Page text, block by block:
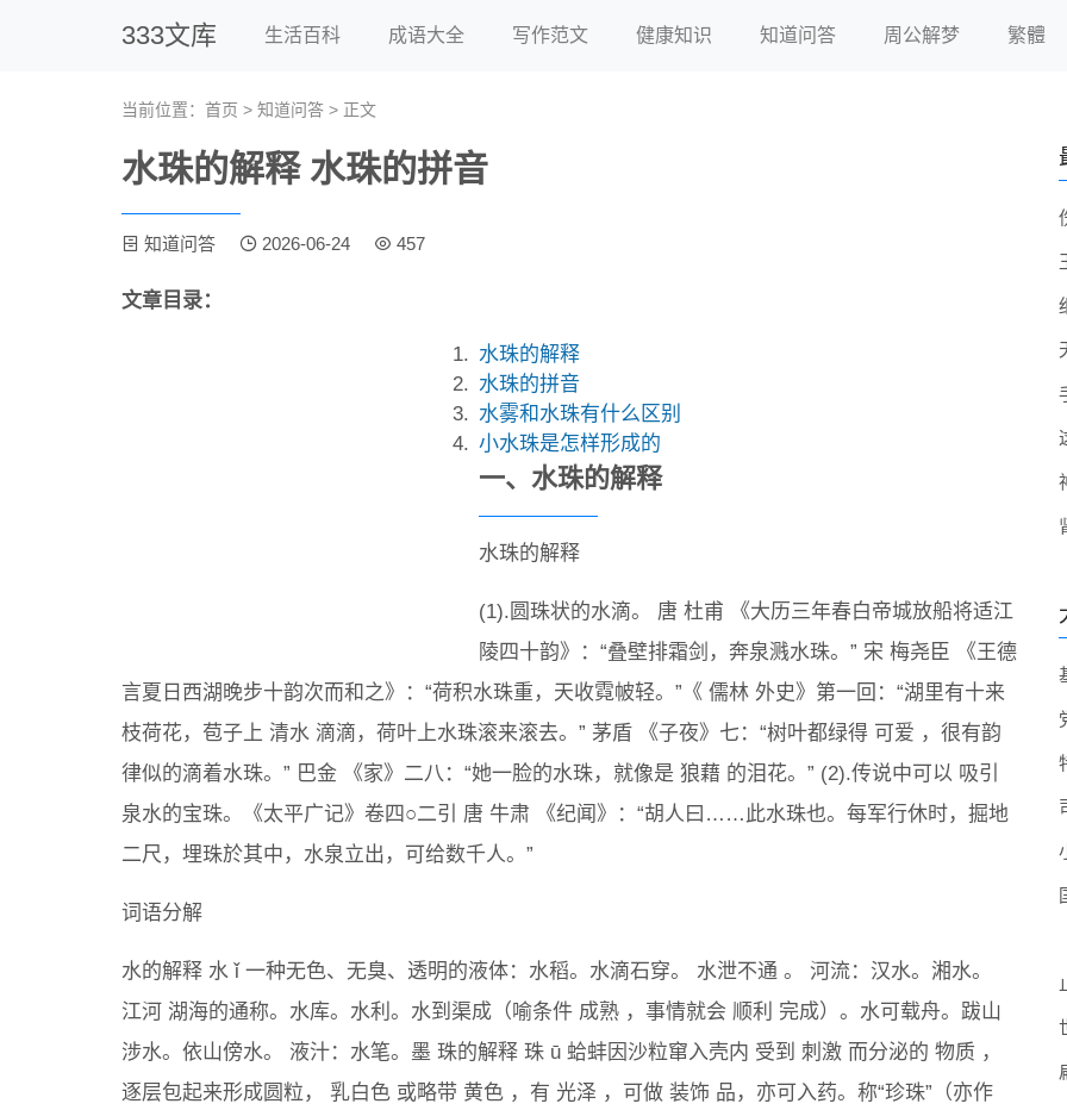
333文库 生活百科 成语大全 写作范文 健康知识 知道问答 周公解梦 繁體
当前位置： 首页 > 知道问答 > 正文
水珠的解释 水珠的拼音
知道问答 2026-06-24 457
文章目录：
水珠的解释
水珠的拼音
水雾和水珠有什么区别
小水珠是怎样形成的
一、水珠的解释
水珠的解释
(1).圆珠状的水滴。 唐 杜甫 《大历三年春白帝城放船将适江
陵四十韵》：“叠壁排霜剑，奔泉溅水珠。” 宋 梅尧臣 《王德
言夏日西湖晚步十韵次而和之》：“荷积水珠重，天收霓帔轻。”《 儒林 外史》第一回：“湖里有十来
枝荷花，苞子上 清水 滴滴，荷叶上水珠滚来滚去。” 茅盾 《子夜》七：“树叶都绿得 可爱 ，很有韵
律似的滴着水珠。” 巴金 《家》二八：“她一脸的水珠，就像是 狼藉 的泪花。” (2).传说中可以 吸引
泉水的宝珠。《太平广记》卷四○二引 唐 牛肃 《纪闻》：“胡人曰……此水珠也。每军行休时，掘地
二尺，埋珠於其中，水泉立出，可给数千人。”
词语分解
水的解释 水 ǐ 一种无色、无臭、透明的液体：水稻。水滴石穿。 水泄不通 。 河流：汉水。湘水。
江河 湖海的通称。水库。水利。水到渠成（喻条件 成熟 ，事情就会 顺利 完成）。水可载舟。跋山
涉水。依山傍水。 液汁：水笔。墨 珠的解释 珠 ū 蛤蚌因沙粒窜入壳内 受到 刺激 而分泌的 物质 ，
逐层包起来形成圆粒， 乳白色 或略带 黄色 ，有 光泽 ，可做 装饰 品，亦可入药。称“珍珠”（亦作